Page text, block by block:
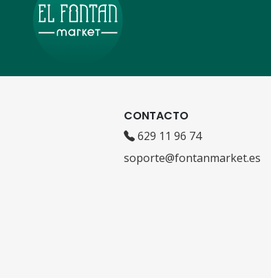
CONTACTO
629 11 96 74
soporte@fontanmarket.es